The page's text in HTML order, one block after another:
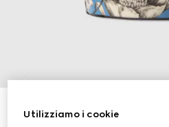
1/4
Candela con stampa Gucci
Utilizziamo i cookie